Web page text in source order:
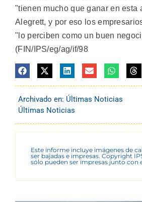
"tienen mucho que ganar en esta
Alegrett, y por eso los
"lo perciben como un buen
(FIN/IPS/eg/ag/if/98
Archivado en: Últimas Noticias
Últimas Noticias
Este informe incluye imágenes de
ser bajadas e impresas. Copyright
sólo pueden ser impresas junto con